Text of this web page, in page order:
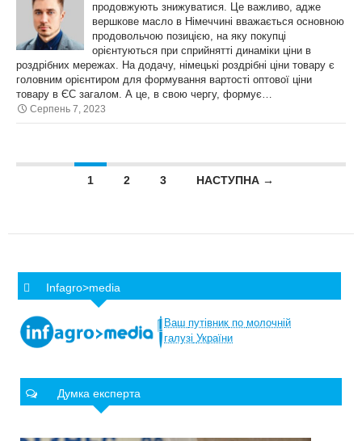
продовжують знижуватися. Це важливо, адже
вершкове масло в Німеччині вважається основною
продовольчою позицією, на яку покупці
орієнтуються при сприйнятті динаміки ціни в
роздрібних мережах. На додачу, німецькі роздрібні ціни товару є
головним орієнтиром для формування вартості оптової ціни
товару в ЄС загалом. А це, в свою чергу, формує…
Серпень 7, 2023
Posts navigation
1 2 3 НАСТУПНА →
Infagro>media
Ваш путівник по молочній
галузі України
Думка експерта